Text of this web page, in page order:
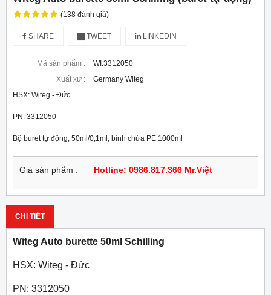
(138 đánh giá)
SHARE TWEET LINKEDIN
Mã sản phẩm :
WI.3312050
Xuất xứ :
Germany Witeg
HSX: Witeg - Đức
PN: 3312050
Bộ buret tự động, 50ml/0,1ml, bình chứa PE 1000ml
Giá sản phẩm : Hotline: 0986.817.366 Mr.Việt
CHI TIẾT
Witeg Auto burette 50ml Schilling
HSX: Witeg - Đức
PN: 3312050